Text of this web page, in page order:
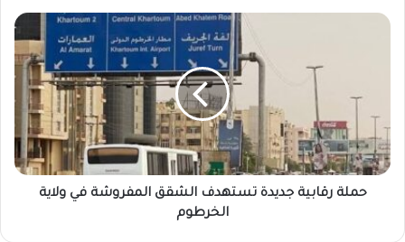
حملة
الشقق
المفروشة
في
ولاية
الخرطوم
حملة رقابية جديدة تستهدف الشقق المفروشة في ولاية
الخرطوم